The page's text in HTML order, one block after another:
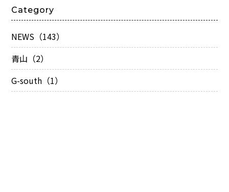
Category
NEWS（143）
青山（2）
G-south（1）